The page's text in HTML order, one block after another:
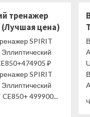
тренажер
(Лучшая цена)
SPIRIT
₽
SPIRIT
499900...